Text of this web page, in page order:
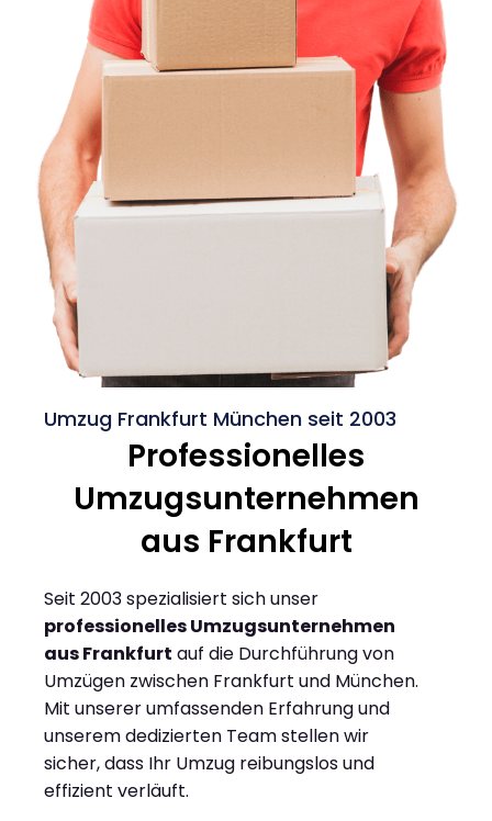
Umzug Frankfurt München seit 2003
Professionelles
Umzugsunternehmen
aus Frankfurt
Seit 2003 spezialisiert sich unser
professionelles Umzugsunternehmen
aus Frankfurt auf die Durchführung von
Umzügen zwischen Frankfurt und München.
Mit unserer umfassenden Erfahrung und
unserem dedizierten Team stellen wir
sicher, dass Ihr Umzug reibungslos und
effizient verläuft.